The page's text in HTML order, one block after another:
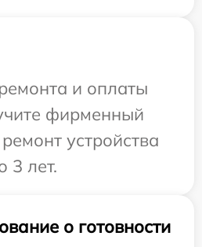
и оплаты
фирменный
устройства
3 лет.
о готовности